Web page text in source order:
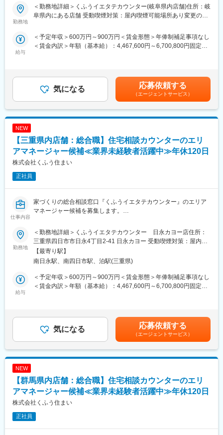
ど
■過去入社事例
メンバーとして携わることができ、「家を建てる」という人生で
も大きなイベントに関わるやりがいのある仕事です。
■採用背景
『くふうイエタテカウンター』は、注文住宅やリフォーム・リノ
を見つけるための無料相談＆住宅会社紹介サービスです。2025年
4月現在、静岡県内に6店舗、愛知県内に4店舗、山梨県・栃木
県・群馬県・千葉県内に1店舗ずつを展開しており、うち5店舗は
2024年9月以降に新規オープンしました。来年以降もさらなる出
店を予定しているため、将来的にエリアマネージャー（1エリア8-
10店舗ほどを想定）を担っていただける方を募集します。
■やりがい
・業界業種未経験の方が入社1年で新店舗立ち上げを任された実績
・自社商材の営業ではないため、お客様のご要望に本当に合った
選択肢をご提案することができます。
変更の範囲：会社の定める業務
家づくりの総合相談窓口『くふうイエタテカウンター』のエリア
マネージャー候補を募集します。
舗の立ち上げを経て、将来的にはエリアマネージャーを担ってい
ただく予定です。
・お客様のヒアリング
・住宅会社への紹介
・面談日時の設定
・相談後のお客様、住宅会社のフォロー(お電話、LINE@)
※入社後、約2-3ヶ月間は研修を行います。座学研修、先輩の商談
らの商談を経て独り立ちとなります。
＜店長業務＞
・店舗運営
・店舗スタッフの指導育成、採用
・住宅会社との関係性構築など
＜エリアマネージャー業務＞
・複数店舗の管理
ど
※普通免許必要
スポーツショップのエリアマネージャーや飲食チェーンのエリア
長など異業界出身者が活躍中！
も大きなイベントに関わるやりがいのある仕事です。
■採用背景
『くふうイエタテカウンター』は、注文住宅やリフォーム・リノ
ベーションを検討している方が、希望に合ったベストパートナー
県・群馬県・千葉県内に1店舗ずつを展開しており、うち5店舗は
2024年9月以降に新規オープンしました。来年以降もさらなる出
店を予定しているため、将来的にエリアマネージャー（1エリア8-
10店舗ほどを想定）を担っていただける方を募集します。
勤務地
＜勤務地詳細＞くふうイエタテカウンター(岐阜県内店舗)住所：岐
阜県内にある店舗 受動喫煙対策：屋内喫煙可能場所あり変更の範
給与
＜予定年収＞600万円～900万円＜賃金形態＞年俸制補足事項なし
＜賃金内訳＞年額（基本給）：4,467,600円～6,700,800円固定残
残業手当＞有＜給与補足＞※上記年収には、45時間分のみなし残
業代を含む※詳細は、経験・能力を考慮した上で決定■給与改定：
年2回（4月、10月）賃金はあくまでも目安の金額であり、選考を
通じて上下する可能性があります。月給(月額)は固定手当を含めた
表記です。
気になる 応募依頼する
（エージェントサービス）
NEW
【三重県内店舗：総合職】住宅相談カウンターのエリ
アマネージャー候補≪業界未経験者活躍中≫年休120日
株式会社くふう住まい
正社員
仕事内容
家づくりの総合相談窓口『くふうイエタテカウンター』のエリア
マネージャー候補を募集します。
舗の立ち上げを経て、将来的にはエリアマネージャーを担ってい
ただく予定です。
■業務詳細
アドバイザー業務を習得いただいた上で、早期に店長業務をお任
せします。
◎アドバイザー業務
◎店長業務
・店舗運営(売上・KPI管理、シフト管理など店舗全体のマネジメ
・くふうイエタテフェア、各種イベントの運営 など
◎エリアマネージャー業務
・複数店舗の運営管理と業績向上(エリア全体のPL管理) 管理
勤務地
＜勤務地詳細＞くふうイエタテカウンター 日永カヨー店住所：
三重県四日市市日永4丁目2-41 日永カヨー 受動喫煙対策：屋内全
面禁煙変更の範囲：会社の定める事業所
【最寄り駅】
南日永駅、南四日市駅、泊駅(三重県)
給与
＜予定年収＞600万円～900万円＜賃金形態＞年俸制補足事項なし
＜賃金内訳＞年額（基本給）：4,467,600円～6,700,800円固定残
残業手当＞有＜給与補足＞※上記年収には、45時間分のみなし残
業代を含む※詳細は、経験・能力を考慮した上で決定■給与改定：
年2回（4月、10月）賃金はあくまでも目安の金額であり、選考を
通じて上下する可能性があります。月給(月額)は固定手当を含めた
表記です。
気になる 応募依頼する
（エージェントサービス）
NEW
【群馬県内店舗：総合職】住宅相談カウンターのエリ
アマネージャー候補≪業界未経験者活躍中≫年休120日
株式会社くふう住まい
正社員